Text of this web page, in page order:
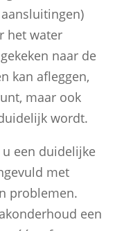
het water
naar de
kan afleggen,
maar ook
wordt.
een duidelijke
met
problemen.
een